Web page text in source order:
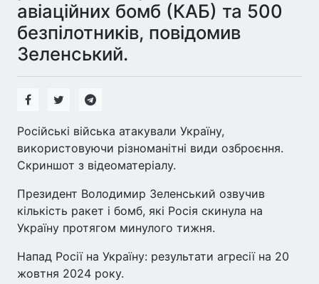
авіаційних бомб (КАБ) та 500
безпілотників, повідомив
Зеленський.
Російські війська атакували Україну,
використовуючи різноманітні види озброєння.
Скриншот з відеоматеріалу.
Президент Володимир Зеленський озвучив
кількість ракет і бомб, які Росія скинула на
Україну протягом минулого тижня.
Напад Росії на Україну: результати агресії на 20
жовтня 2024 року.